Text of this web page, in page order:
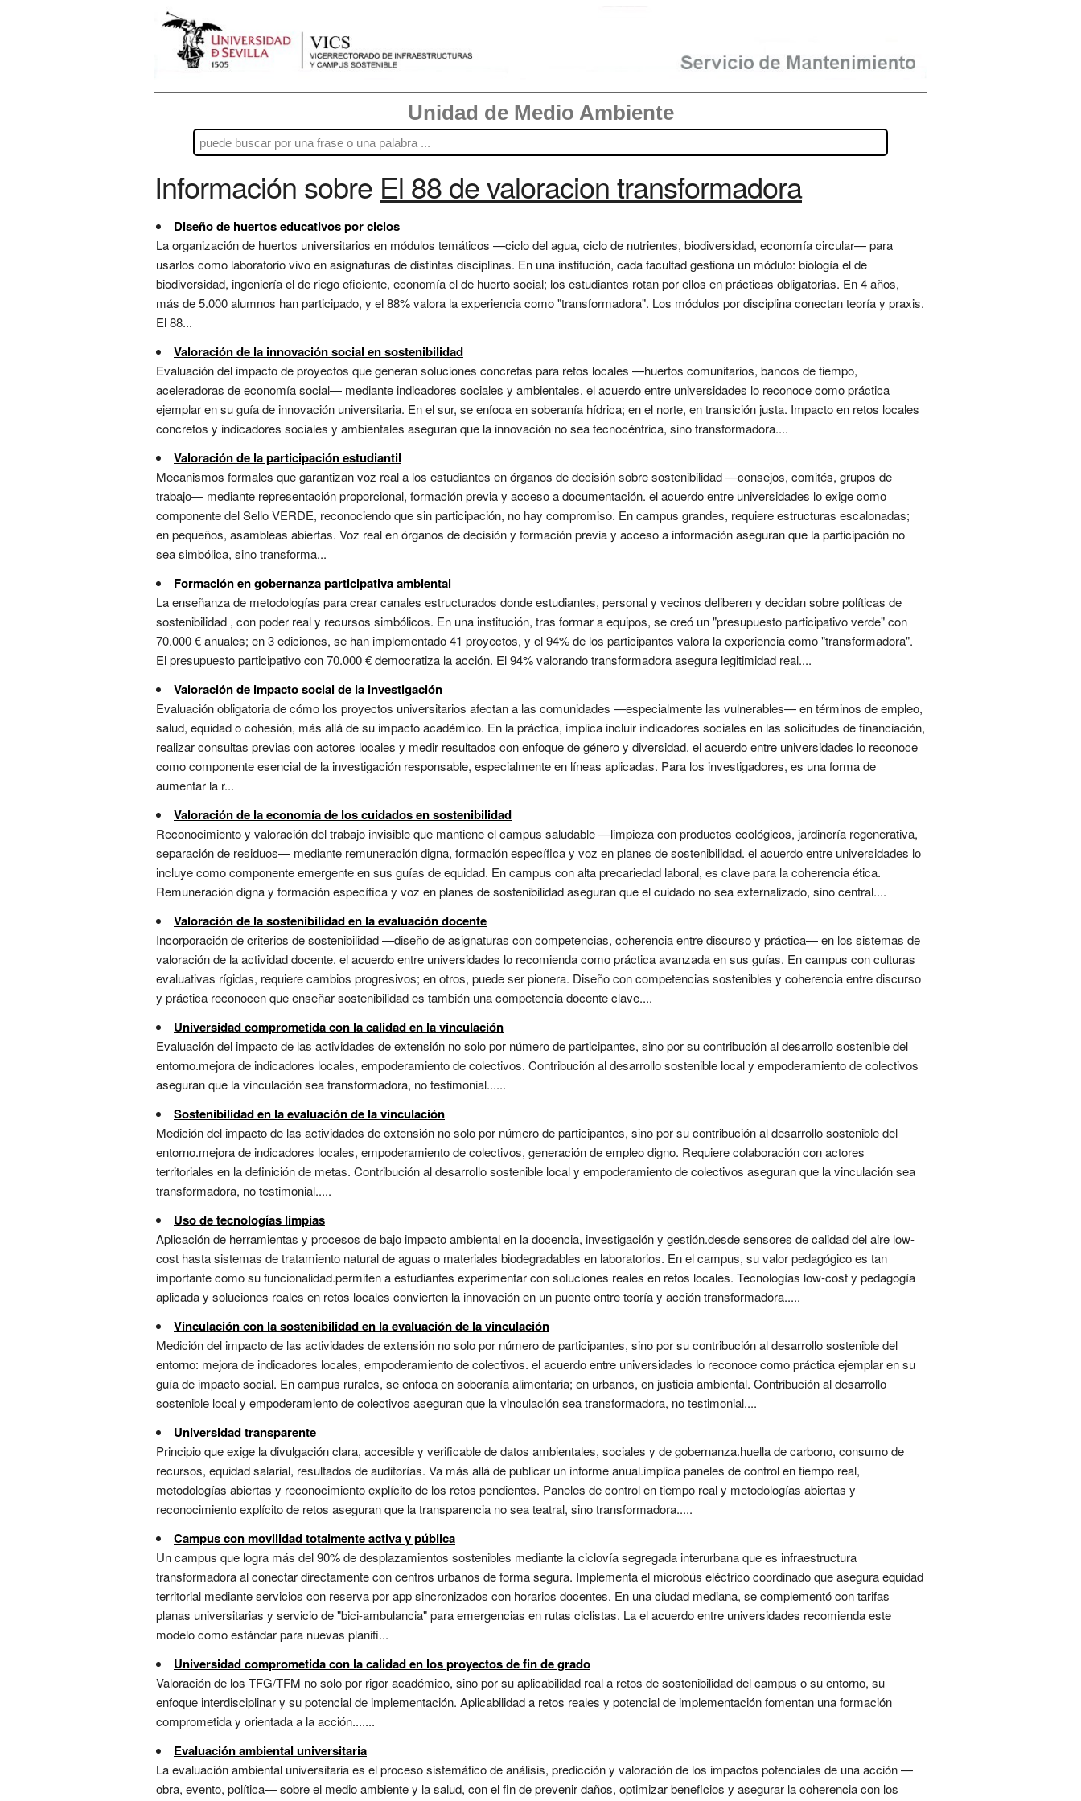
Unidad de Medio Ambiente
Información sobre El 88 de valoracion transformadora
Diseño de huertos educativos por ciclos
La organización de huertos universitarios en módulos temáticos —ciclo del agua, ciclo de nutrientes, biodiversidad, economía circular— para
usarlos como laboratorio vivo en asignaturas de distintas disciplinas. En una institución, cada facultad gestiona un módulo: biología el de
biodiversidad, ingeniería el de riego eficiente, economía el de huerto social; los estudiantes rotan por ellos en prácticas obligatorias. En 4 años,
más de 5.000 alumnos han participado, y el 88% valora la experiencia como "transformadora". Los módulos por disciplina conectan teoría y praxis.
El 88...
Valoración de la innovación social en sostenibilidad
Evaluación del impacto de proyectos que generan soluciones concretas para retos locales —huertos comunitarios, bancos de tiempo,
aceleradoras de economía social— mediante indicadores sociales y ambientales. el acuerdo entre universidades lo reconoce como práctica
ejemplar en su guía de innovación universitaria. En el sur, se enfoca en soberanía hídrica; en el norte, en transición justa. Impacto en retos locales
concretos y indicadores sociales y ambientales aseguran que la innovación no sea tecnocéntrica, sino transformadora....
Valoración de la participación estudiantil
Mecanismos formales que garantizan voz real a los estudiantes en órganos de decisión sobre sostenibilidad —consejos, comités, grupos de
trabajo— mediante representación proporcional, formación previa y acceso a documentación. el acuerdo entre universidades lo exige como
componente del Sello VERDE, reconociendo que sin participación, no hay compromiso. En campus grandes, requiere estructuras escalonadas;
en pequeños, asambleas abiertas. Voz real en órganos de decisión y formación previa y acceso a información aseguran que la participación no
sea simbólica, sino transforma...
Formación en gobernanza participativa ambiental
La enseñanza de metodologías para crear canales estructurados donde estudiantes, personal y vecinos deliberen y decidan sobre políticas de
sostenibilidad , con poder real y recursos simbólicos. En una institución, tras formar a equipos, se creó un "presupuesto participativo verde" con
70.000 € anuales; en 3 ediciones, se han implementado 41 proyectos, y el 94% de los participantes valora la experiencia como "transformadora".
El presupuesto participativo con 70.000 € democratiza la acción. El 94% valorando transformadora asegura legitimidad real....
Valoración de impacto social de la investigación
Evaluación obligatoria de cómo los proyectos universitarios afectan a las comunidades —especialmente las vulnerables— en términos de empleo,
salud, equidad o cohesión, más allá de su impacto académico. En la práctica, implica incluir indicadores sociales en las solicitudes de financiación,
realizar consultas previas con actores locales y medir resultados con enfoque de género y diversidad. el acuerdo entre universidades lo reconoce
como componente esencial de la investigación responsable, especialmente en líneas aplicadas. Para los investigadores, es una forma de
aumentar la r...
Valoración de la economía de los cuidados en sostenibilidad
Reconocimiento y valoración del trabajo invisible que mantiene el campus saludable —limpieza con productos ecológicos, jardinería regenerativa,
separación de residuos— mediante remuneración digna, formación específica y voz en planes de sostenibilidad. el acuerdo entre universidades lo
incluye como componente emergente en sus guías de equidad. En campus con alta precariedad laboral, es clave para la coherencia ética.
Remuneración digna y formación específica y voz en planes de sostenibilidad aseguran que el cuidado no sea externalizado, sino central....
Valoración de la sostenibilidad en la evaluación docente
Incorporación de criterios de sostenibilidad —diseño de asignaturas con competencias, coherencia entre discurso y práctica— en los sistemas de
valoración de la actividad docente. el acuerdo entre universidades lo recomienda como práctica avanzada en sus guías. En campus con culturas
evaluativas rígidas, requiere cambios progresivos; en otros, puede ser pionera. Diseño con competencias sostenibles y coherencia entre discurso
y práctica reconocen que enseñar sostenibilidad es también una competencia docente clave....
Universidad comprometida con la calidad en la vinculación
Evaluación del impacto de las actividades de extensión no solo por número de participantes, sino por su contribución al desarrollo sostenible del
entorno.mejora de indicadores locales, empoderamiento de colectivos. Contribución al desarrollo sostenible local y empoderamiento de colectivos
aseguran que la vinculación sea transformadora, no testimonial......
Sostenibilidad en la evaluación de la vinculación
Medición del impacto de las actividades de extensión no solo por número de participantes, sino por su contribución al desarrollo sostenible del
entorno.mejora de indicadores locales, empoderamiento de colectivos, generación de empleo digno. Requiere colaboración con actores
territoriales en la definición de metas. Contribución al desarrollo sostenible local y empoderamiento de colectivos aseguran que la vinculación sea
transformadora, no testimonial.....
Uso de tecnologías limpias
Aplicación de herramientas y procesos de bajo impacto ambiental en la docencia, investigación y gestión.desde sensores de calidad del aire low-
cost hasta sistemas de tratamiento natural de aguas o materiales biodegradables en laboratorios. En el campus, su valor pedagógico es tan
importante como su funcionalidad.permiten a estudiantes experimentar con soluciones reales en retos locales. Tecnologías low-cost y pedagogía
aplicada y soluciones reales en retos locales convierten la innovación en un puente entre teoría y acción transformadora.....
Vinculación con la sostenibilidad en la evaluación de la vinculación
Medición del impacto de las actividades de extensión no solo por número de participantes, sino por su contribución al desarrollo sostenible del
entorno: mejora de indicadores locales, empoderamiento de colectivos. el acuerdo entre universidades lo reconoce como práctica ejemplar en su
guía de impacto social. En campus rurales, se enfoca en soberanía alimentaria; en urbanos, en justicia ambiental. Contribución al desarrollo
sostenible local y empoderamiento de colectivos aseguran que la vinculación sea transformadora, no testimonial....
Universidad transparente
Principio que exige la divulgación clara, accesible y verificable de datos ambientales, sociales y de gobernanza.huella de carbono, consumo de
recursos, equidad salarial, resultados de auditorías. Va más allá de publicar un informe anual.implica paneles de control en tiempo real,
metodologías abiertas y reconocimiento explícito de los retos pendientes. Paneles de control en tiempo real y metodologías abiertas y
reconocimiento explícito de retos aseguran que la transparencia no sea teatral, sino transformadora.....
Campus con movilidad totalmente activa y pública
Un campus que logra más del 90% de desplazamientos sostenibles mediante la ciclovía segregada interurbana que es infraestructura
transformadora al conectar directamente con centros urbanos de forma segura. Implementa el microbús eléctrico coordinado que asegura equidad
territorial mediante servicios con reserva por app sincronizados con horarios docentes. En una ciudad mediana, se complementó con tarifas
planas universitarias y servicio de "bici-ambulancia" para emergencias en rutas ciclistas. La el acuerdo entre universidades recomienda este
modelo como estándar para nuevas planifi...
Universidad comprometida con la calidad en los proyectos de fin de grado
Valoración de los TFG/TFM no solo por rigor académico, sino por su aplicabilidad real a retos de sostenibilidad del campus o su entorno, su
enfoque interdisciplinar y su potencial de implementación. Aplicabilidad a retos reales y potencial de implementación fomentan una formación
comprometida y orientada a la acción.......
Evaluación ambiental universitaria
La evaluación ambiental universitaria es el proceso sistemático de análisis, predicción y valoración de los impactos potenciales de una acción —
obra, evento, política— sobre el medio ambiente y la salud, con el fin de prevenir daños, optimizar beneficios y asegurar la coherencia con los